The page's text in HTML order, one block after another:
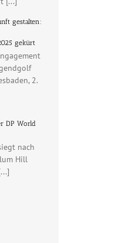
gestalten:
gekürt
2.
DP World
nach
Hill